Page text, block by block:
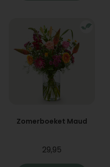
Zomerboeket Maud
29,95